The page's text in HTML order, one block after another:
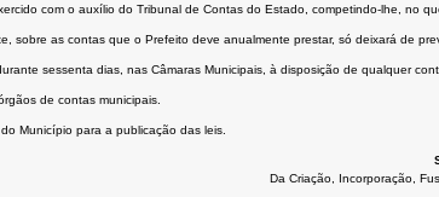
com o auxílio do Tribunal de Contas do Estado, competindo-lhe, no
sobre as contas que o Prefeito deve anualmente prestar, só deixará de
sessenta dias, nas Câmaras Municipais, à disposição de qualquer
de contas municipais.
Município para a publicação das leis.
Da Criação, Incorporação,